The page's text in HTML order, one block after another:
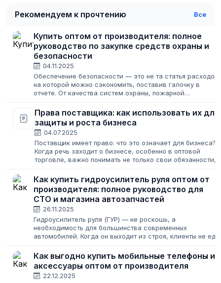
Рекомендуем к прочтению Все
Купить оптом от производителя: полное
руководство по закупке средств охраны и
безопасности
04.11.2025
Обеспечение безопасности — это не та статья расходов,
на которой можно сэкономить, поставив галочку в
отчете. От качества систем охраны, пожарной
напрямую зависит сохранность активов, здоровье...
Права поставщика: как использовать их для
защиты и роста бизнеса
04.07.2025
Поставщик имеет право: что это означает для бизнеса?
Когда речь заходит о бизнесе, особенно в оптовой
торговле, важно понимать не только свои обязанности,
основание для организации...
Как купить гидроусилитель руля оптом от
производителя: полное руководство для
СТО и магазина автозапчастей
26.11.2025
Гидроусилитель руля (ГУР) — не роскошь, а
необходимость для большинства современных
автомобилей. Когда он выходит из строя, клиенты не
магазина автозапчастей это стабильный источник...
Как выгодно купить мобильные телефоны и
аксессуары оптом от производителя
22.12.2025